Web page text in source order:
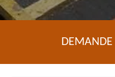
DEMANDE